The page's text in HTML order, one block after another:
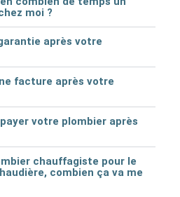
moi ?
après votre
facture après votre
votre plombier après
chauffagiste pour le
combien ça va me